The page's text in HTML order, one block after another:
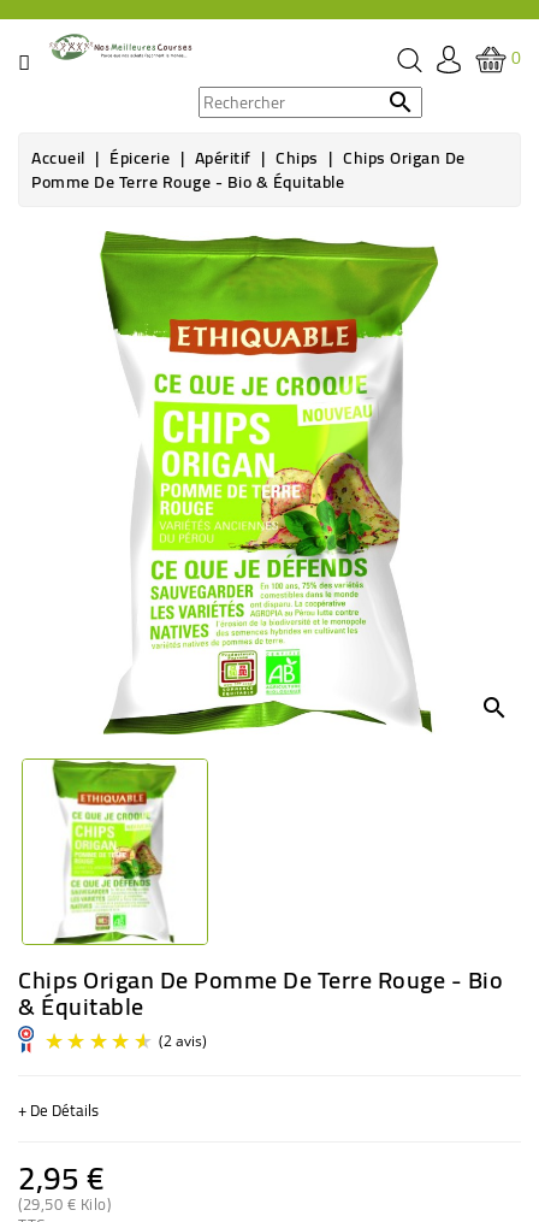
CATÉGORIE
ÉPICERIE
0

Accueil Épicerie Apéritif Chips Chips Origan De
Pomme De Terre Rouge - Bio & Équitable
Rupture de stock
search
Chips Origan De Pomme De Terre Rouge - Bio
& Équitable
+ De Détails
2,95 €
(29,50 € Kilo)